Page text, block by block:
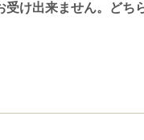
け出来ません。どち